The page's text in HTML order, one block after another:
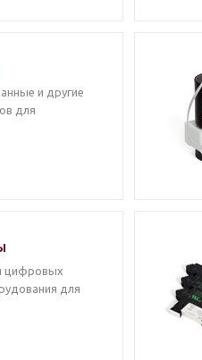
и другие
для
цифровых
для